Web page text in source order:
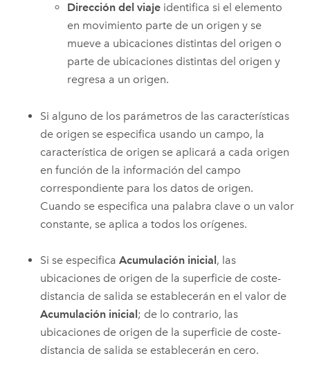
Dirección del viaje identifica si el elemento
en movimiento parte de un origen y se
mueve a ubicaciones distintas del origen o
parte de ubicaciones distintas del origen y
regresa a un origen.
Si alguno de los parámetros de las características
de origen se especifica usando un campo, la
característica de origen se aplicará a cada origen
en función de la información del campo
correspondiente para los datos de origen.
Cuando se especifica una palabra clave o un valor
constante, se aplica a todos los orígenes.
Si se especificaAcumulación inicial, las
ubicaciones de origen de la superficie de coste-
distancia de salida se establecerán en el valor de
Acumulación inicial; de lo contrario, las
ubicaciones de origen de la superficie de coste-
distancia de salida se establecerán en cero.